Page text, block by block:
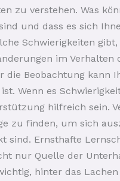
zu verstehen. Was
und dass es sich
Schwierigkeiten
im
Beobachtung kann
Wenn es
hilfreich sein.
zu finden, um sich
sind. Ernsthafte
nur Quelle der
hinter das